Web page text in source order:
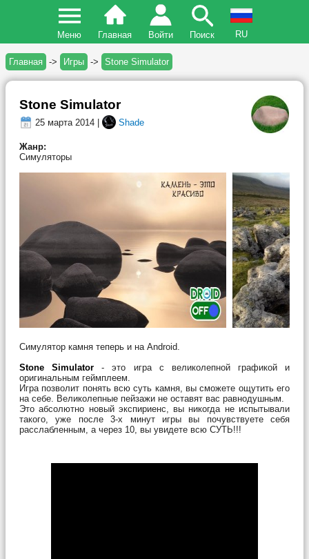
Меню Главная Войти Поиск RU
Главная -> Игры -> Stone Simulator
Stone Simulator
25 марта 2014 | Shade
Жанр:
Симуляторы
Симулятор камня теперь и на Android.
Stone Simulator- это игра с великолепной графикой и
оригинальным геймплеем.
Игра позволит понять всю суть камня, вы сможете ощутить его
на себе. Великолепные пейзажи не оставят вас равнодушным.
Это абсолютно новый экспириенс, вы никогда не испытывали
такого, уже после 3-х минут игры вы почувствуете себя
расслабленным, а через 10, вы увидете всю СУТЬ!!!